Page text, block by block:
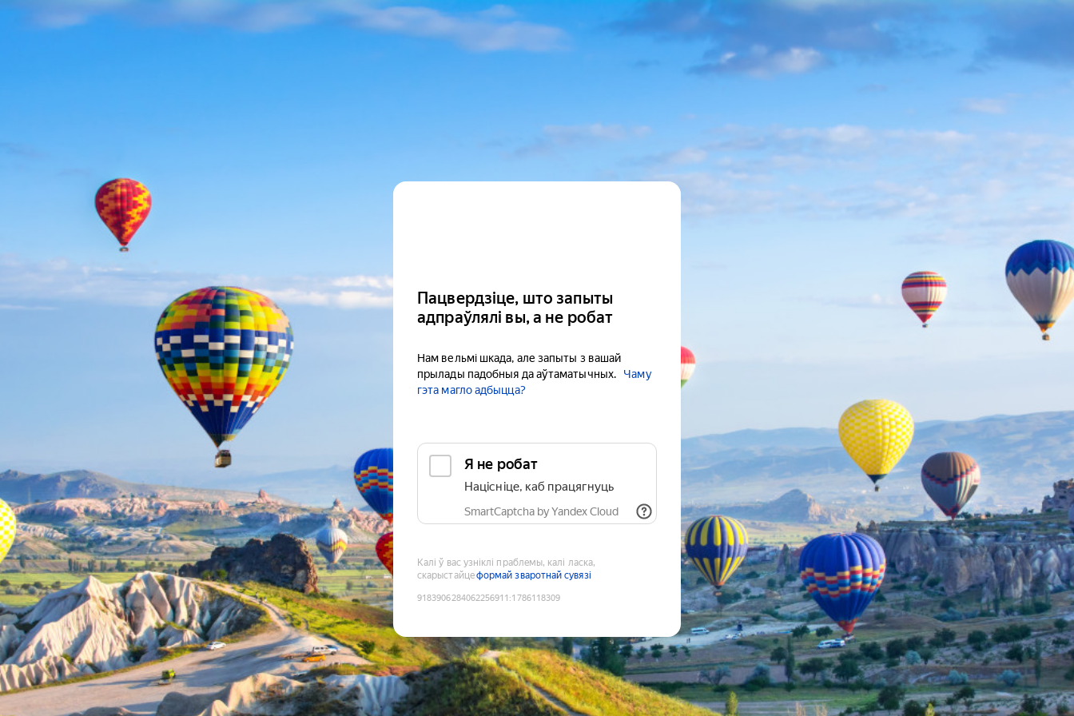
Пацвердзіце, што запыты
адпраўлялі вы, а не робат
Нам вельмі шкада, але запыты з вашай
прылады падобныя да аўтаматычных.
Чаму
гэта магло адбыцца?
Я не робат
Націсніце, каб працягнуць
SmartCaptcha by Yandex Cloud
Калі ў вас узніклі праблемы, калі ласка,
скарыстайцеформай зваротнай сувязі
9183906284062256911 :1786118309